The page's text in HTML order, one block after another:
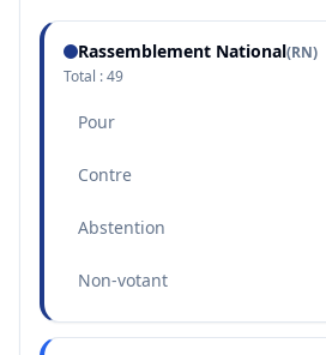
Rassemblement National(RN)
Total :49
Pour
Contre
Abstention
Non-votant